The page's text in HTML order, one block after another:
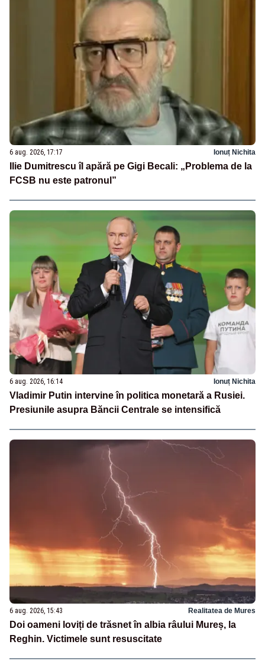
6 aug. 2026, 17:17 Ionuț Nichita
Ilie Dumitrescu îl apără pe Gigi Becali: „Problema de la
FCSB nu este patronul”
6 aug. 2026, 16:14 Ionuț Nichita
Vladimir Putin intervine în politica monetară a Rusiei.
Presiunile asupra Băncii Centrale se intensifică
6 aug. 2026, 15:43 Realitatea de Mures
Doi oameni loviți de trăsnet în albia râului Mureș, la
Reghin. Victimele sunt resuscitate